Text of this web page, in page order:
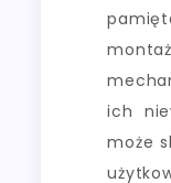
ich
może